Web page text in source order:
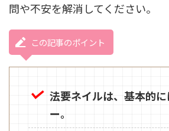
問や不安を解消してください。
この記事のポイント
法要ネイルは、基本的
ー。